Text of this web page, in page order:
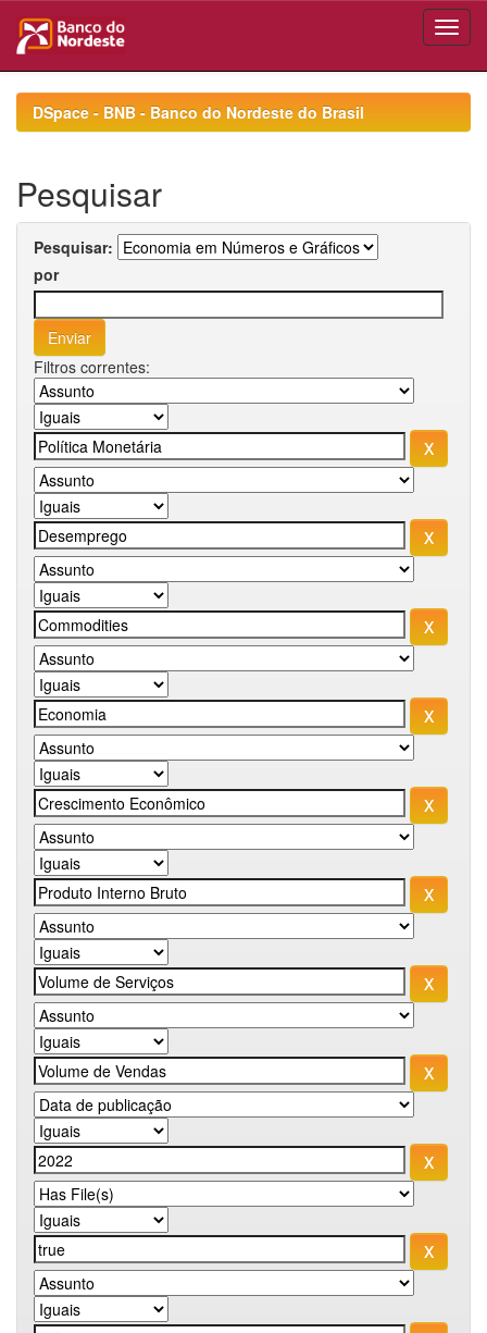
navigationDSpace - BNB - Banco do Nordeste do Brasil
Pesquisar
Pesquisar:
por
Filtros correntes: